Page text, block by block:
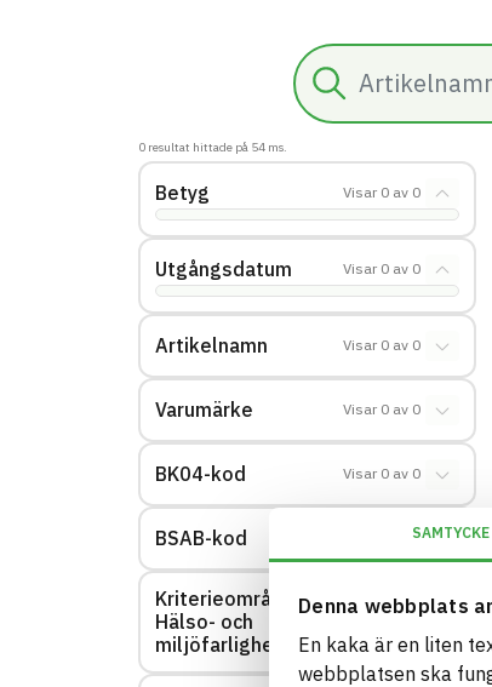
SAMTYCKE
Denna webbplats
En kaka är en liten
webbplatsen ska
Sök
0 resultat hittade på 54 ms.
Betyg Visar 0 av 0
Utgångsdatum Visar 0 av 0
Artikelnamn Visar 0 av 0
Varumärke Visar 0 av 0
BK04-kod Visar 0 av 0
BSAB-kod 0
Kriterieområde:
Hälso- och
miljöfarlighet
0